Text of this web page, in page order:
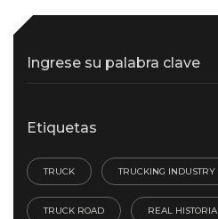
Ingrese su palabra clave
Etiquetas
TRUCK TRUCKING INDUSTRY
TRUCK ROAD REAL HISTORIA